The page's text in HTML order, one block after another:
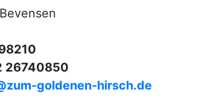
26740850
goldenen-hirsch.de